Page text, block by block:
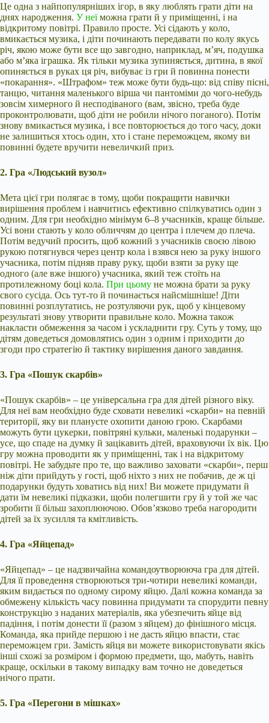
Це одна з найпопулярніших ігор, в яку люблять грати діти на
днях народження. У неїможна грати й у приміщенні, і на
відкритому повітрі. Правило просте. Усі сідають у коло,
вмикається музика, і діти починають передавати по колу якусь
річ, якою може бути все що завгодно, наприклад, м’яч, подушка
або м’яка іграшка. Як тільки музика зупиняється, дитина, в якої
опиняється в руках ця річ, вибуває із гри й повинна понести
«покарання». «Штрафом» теж може бути будь-що: від співу пісні,
танцю, читання маленького вірша чи пантоміми до чого-небудь
зовсім химерного й несподіваного (вам, звісно, треба буде
проконтролювати, щоб діти не робили нічого поганого). Потім
знову вмикається музика, і все повторюється до того часу, доки
не залишиться хтось один, хто і стане переможцем, якому ви
повинні будете вручити невеличкий приз.
2. Гра «Людський вузол»
Мета цієї гри полягає в тому, щоби покращити навички
вирішення проблем і навчитись ефективно спілкуватись один з
одним. Для гри необхідно мінімум 6–8 учасників, краще більше.
Усі вони стають у коло обличчям до центра і плечем до плеча.
Потім ведучий просить, щоб кожний з учасників своєю лівою
рукою потягнувся через центр кола і взявся нею за руку іншого
учасника, потім підняв праву руку, щоби взяти за руку ще
одного (але вже іншого) учасника, який теж стоїть на
протилежному боці кола. При цьому не можна брати за руку
свого сусіда. Ось тут-то й починається найсмішніше! Діти
повинні розплутатись, не розтуляючи рук, щоб у кінцевому
результаті знову утворити правильне коло. Можна також
накласти обмеження за часом і ускладнити гру. Суть у тому, що
дітям доведеться домовлятись один з одним і приходити до
згоди про стратегію й тактику вирішення даного завдання.
3. Гра «Пошук скарбів»
«Пошук скарбів» – це універсальна гра для дітей різного віку.
Для неї вам необхідно буде сховати невеликі «скарби» на певній
території, яку ви плануєте охопити даною грою. Скарбами
можуть бути цукерки, повітряні кульки, маленькі подарунки –
усе, що спаде на думку й зацікавить дітей, враховуючи їх вік. Цю
гру можна проводити як у приміщенні, так і на відкритому
повітрі. Не забудьте про те, що важливо заховати «скарби», перш
ніж діти прийдуть у гості, щоб ніхто з них не побачив, де ж ці
подарунки будуть ховатись від них! Ви можете придумати й
дати їм невеликі підказки, щоби полегшити гру й у той же час
зробити її більш захоплюючою. Обов’язково треба нагородити
дітей за їх зусилля та кмітливість.
4. Гра «Яйцепад»
«Яйцепад» – це надзвичайна командоутворююча гра для дітей.
Для її проведення створюються три-чотири невеликі команди,
яким видається по одному сирому яйцю. Далі кожна команда за
обмежену кількість часу повинна придумати та спорудити певну
конструкцію з наданих матеріалів, яка убезпечить яйце від
падіння, і потім донести її (разом з яйцем) до фінішного місця.
Команда, яка прийде першою і не дасть яйцю впасти, стає
переможцем гри. Замість яйця ви можете використовувати якісь
інші схожі за розміром і формою предмети, що, мабуть, навіть
краще, оскільки в такому випадку вам точно не доведеться
нічого прати.
5. Гра «Перегони в мішках»